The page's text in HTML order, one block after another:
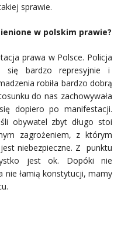
sprawie.
w polskim prawie?
prawa w Polsce. Policja
się bardzo represyjnie i
robiła bardzo dobrą
do nas zachowywała
dopiero po manifestacji.
obywatel zbyt długo stoi
zagrożeniem, z którym
niebezpieczne. Z punktu
jest ok. Dopóki nie
nie łamią konstytucji, mamy